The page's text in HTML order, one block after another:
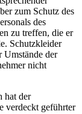
zum Schutz des
des
zu treffen, die er
Schutzkleider
Umstände der
nicht
hat der
verdeckt geführter